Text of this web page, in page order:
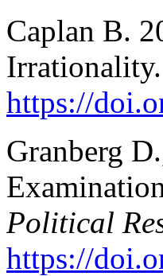
Caplan B.
https://
Granberg
Political
https://